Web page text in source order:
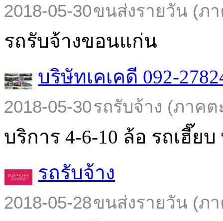
2018-05-30ขนส่งรายวัน (ภ
รถรับจ้างขอนแก่น
บริษัทเคเคดี 092-
2018-05-30รถรับจ้าง (ภาคต
บริการ 4-6-10 ล้อ รถเฮี๊ยบ
รถรับจ้าง
2018-05-28ขนส่งรายวัน (ภ